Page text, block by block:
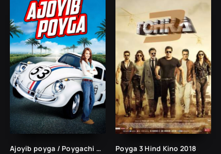
Ajoyib poyga / Poygachi Herbi (2005) Poyga 3 Hind Kino 2018